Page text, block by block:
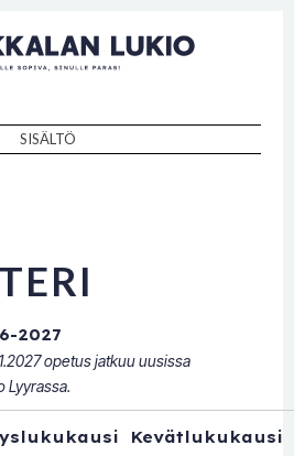
SISÄLTÖ
2027
opetus jatkuu uusissa
Lyyrassa.
Kevätlukukausi